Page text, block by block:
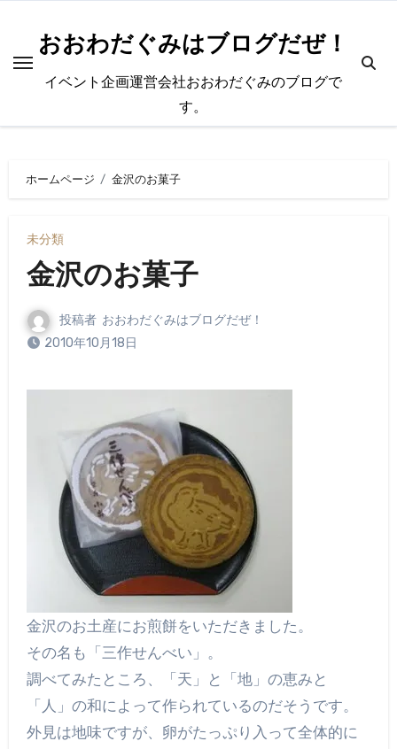
おおわだぐみはブログだぜ！
イベント企画運営会社おおわだぐみのブログで
す。
ホームページ 金沢のお菓子
未分類
金沢のお菓子
投稿者 おおわだぐみはブログだぜ！
2010年10月18日
金沢のお土産にお煎餅をいただきました。
その名も「三作せんべい」。
調べてみたところ、「天」と「地」の恵みと
「人」の和によって作られているのだそうです。
外見は地味ですが、卵がたっぷり入って全体的に